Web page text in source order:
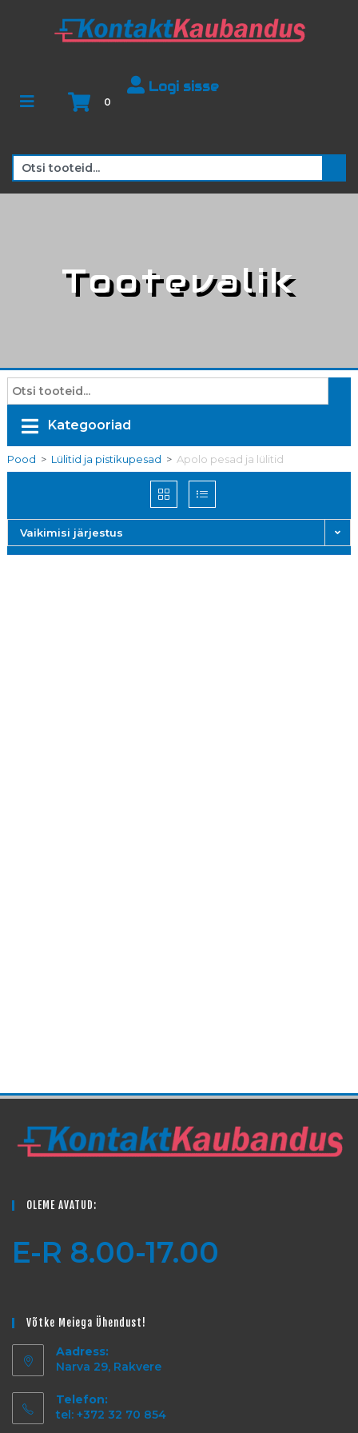
0
Logi sisse
Tootevalik
Kategooriad
Pood > Lülitid ja pistikupesad > Apolo pesad ja lülitid
Vaikimisi järjestus
OLEME AVATUD:
E-R 8.00-17.00
Võtke Meiega Ühendust!
Aadress:
Narva 29, Rakvere
Telefon:
tel: +372 32 70 854